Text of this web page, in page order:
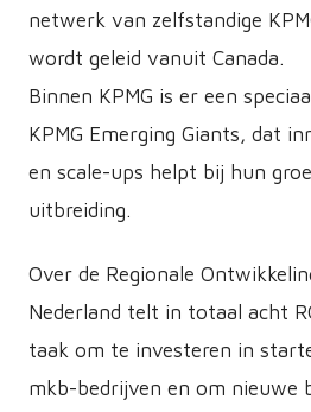
netwerk van zelfstandige
wordt geleid vanuit Canada.
Binnen KPMG is er een
KPMG Emerging Giants, dat
en scale-ups helpt bij hun
uitbreiding.
Over de Regionale
Nederland telt in totaal acht
taak om te investeren in
mkb-bedrijven en om nieuwe